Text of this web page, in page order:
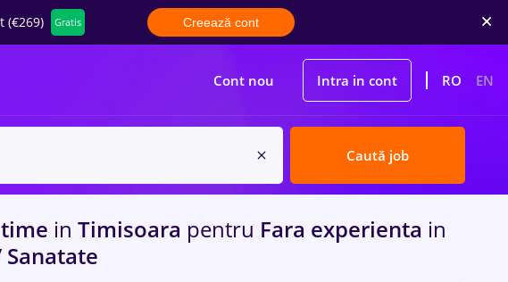
(€269) Gratis Creează cont
Cont nou Intra in cont RO EN
Caută job
in Timisoara pentru Fara experienta in